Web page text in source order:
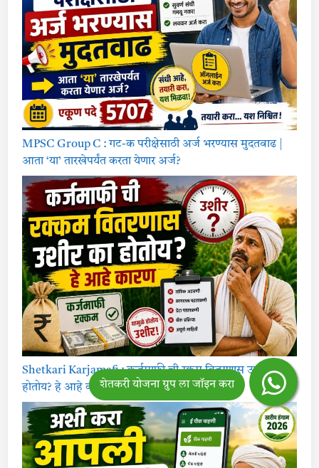
MPSC Group C : गट-क परीक्षेसाठी अर्ज भरण्यास मुदतवाढ |
आता ‘या’ तारखेपर्यंत करता येणार अर्ज?
Shetkari Karjamafi : कर्जमाफी ची रक्कम वितरणास उशीर का
होतोय? हे आहे कारण